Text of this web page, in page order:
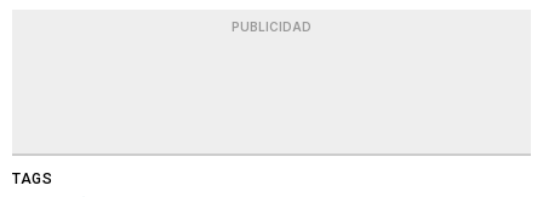
PUBLICIDAD
TAGS